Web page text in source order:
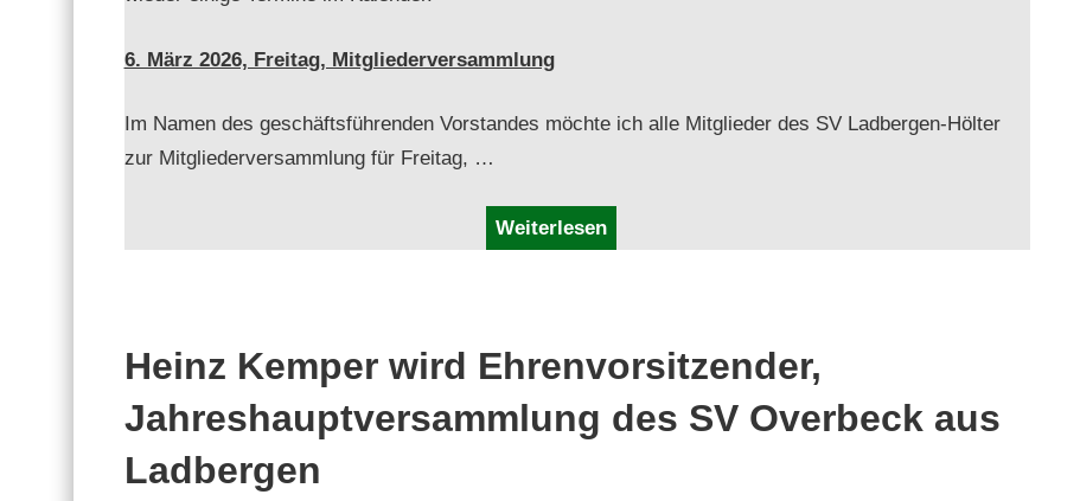
6. März 2026, Fre­itag, Mitgliederversammlung
Im Namen des geschäfts­führen­den Vor­standes möchte ich alle Mit­glieder des SV Lad­ber­gen-Höl­ter
zur Mit­gliederver­samm­lung für Fre­itag, …
Weiterlesen
Heinz Kemper wird Ehrenvorsitzender,
Jahreshauptversammlung des SV Overbeck aus
Ladbergen